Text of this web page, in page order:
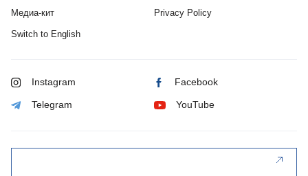
Медиа-кит Privacy Policy
Switch to English
Instagram Facebook
Telegram YouTube